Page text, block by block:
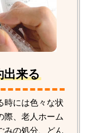
出来る
時には色々な状
際、老人ホーム
みの処分、どん